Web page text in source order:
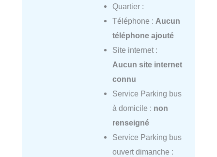
Quartier :
Téléphone : Aucun
téléphone ajouté
Site internet :
Aucun site internet
connu
Service Parking bus
à domicile : non
renseigné
Service Parking bus
ouvert dimanche :